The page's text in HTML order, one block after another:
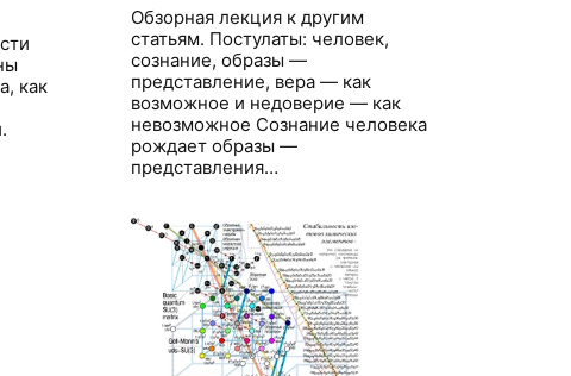
как
Обзорная лекция к другим
статьям. Постулаты: человек,
сознание, образы —
представление, вера — как
возможное и недоверие — как
невозможное Сознание человека
рождает образы —
представления…